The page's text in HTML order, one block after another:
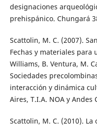
designaciones
prehispánico. Chungará
Scattolin, M. C. (2007).
Fechas y materiales para
Williams, B. Ventura, M.
Sociedades
interacción y dinámica
Aires, T.I.A. NOA y Andes
Scattolin, M. C. (2010).